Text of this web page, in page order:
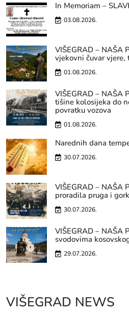
In Memoriam –
03.08.2026.
VIŠEGRAD – NAŠA
vjekovni čuvar
01.08.2026.
VIŠEGRAD – NAŠA
tišine kolosijeka do
povratku vozova
01.08.2026.
Narednih dana
30.07.2026.
VIŠEGRAD – NAŠA
proradila pruga i
30.07.2026.
VIŠEGRAD – NAŠA
svodovima
29.07.2026.
VIŠEGRAD NEWS